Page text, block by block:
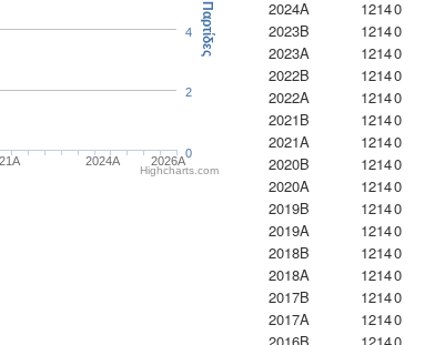
2024A 2026A
0
2
4 Παρτίδες
Highcharts.com
2024A
12140
2023B
12140
2023Α
12140
2022B
12140
2022A
12140
2021B
12140
2021A
12140
2020B
12140
2020A
12140
2019B
12140
2019A
12140
2018B
12140
2018A
12140
2017B
12140
2017A
12140